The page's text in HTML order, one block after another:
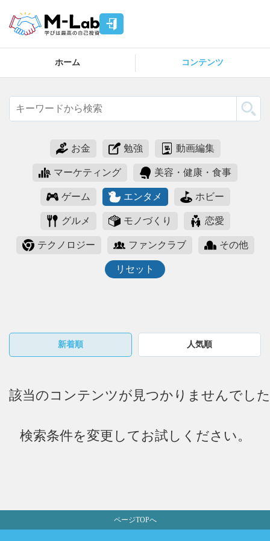
ホーム コンテンツ
お金 勉強 動画編集
マーケティング 美容・健康・食事
ゲーム エンタメ ホビー
グルメ モノづくり 恋愛
テクノロジー ファンクラブ その他
リセット
新着順 人気順
ページTOPへ